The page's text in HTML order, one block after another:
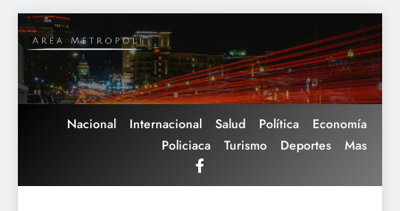
Saltar
al
contenido
Nacional Internacional Salud Política
Economía
Policiaca
Turismo Deportes Mas